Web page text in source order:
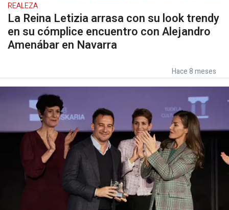
REALEZA
La Reina Letizia arrasa con su look trendy
en su cómplice encuentro con Alejandro
Amenábar en Navarra
Hace 8 meses